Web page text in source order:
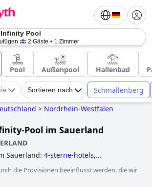
Pool
2 Gäste 1 Zimmer
Pool Außenpool Hallenbad
Sortieren nach Schmallenberg
> Nordrhein-Westfalen
Pool im Sauerland
Sauerland: 4-sterne-hotels,
,kleine hotels ,baumhaushotels,
die Provisionen beeinflusst werden, die wir